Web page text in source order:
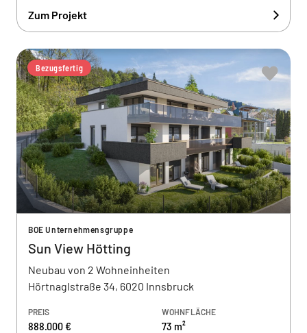
Zum Projekt
Bezugsfertig
BOE Unternehmensgruppe
Sun View Hötting
Neubau von 2 Wohneinheiten
Hörtnaglstraße 34, 6020 Innsbruck
PREIS
888.000 €
WOHNFLÄCHE
73 m²